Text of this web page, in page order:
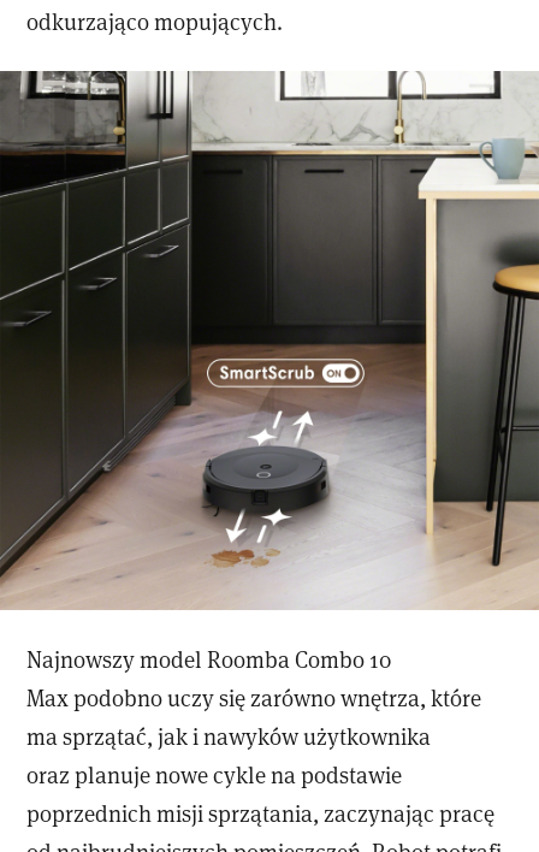
odkurzająco mopujących.
Najnowszy model Roomba Combo 10
Max podobno uczy się zarówno wnętrza, które
ma sprzątać, jak i nawyków użytkownika
oraz planuje nowe cykle na podstawie
poprzednich misji sprzątania, zaczynając pracę